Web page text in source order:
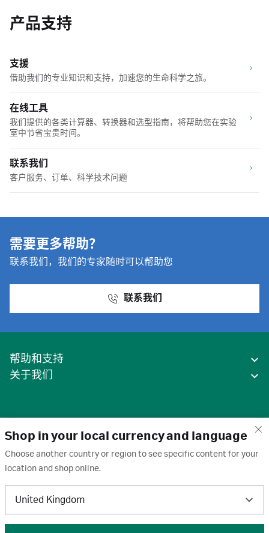
Shop in your local currency and language
Choose another country or region to see specific content for your
location and shop online.
United Kingdom
产品支持
支援
借助我们的专业知识和支持，加速您的生命科学之旅。
在线工具
我们提供的各类计算器、转换器和选型指南，将帮助您在实验
室中节省宝贵时间。
联系我们
客户服务、订单、科学技术问题
需要更多帮助？
联系我们，我们的专家随时可以帮助您
联系我们
帮助和支持
关于我们
中国
条款 · 隐私政策